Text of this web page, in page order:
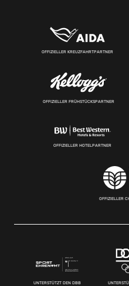
OFFIZIELLER KREUZFAHRTPARTNER
OFFIZIELLER FRÜHSTÜCKSPARTNER
OFFIZIELLER HOTELPARTNER
OFFIZIELLER
UNTERSTÜTZT DEN DBB